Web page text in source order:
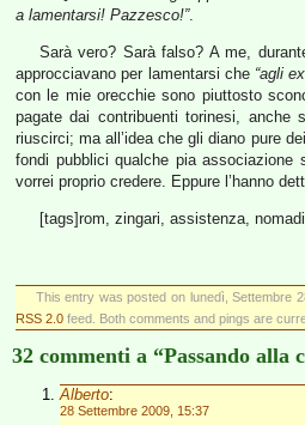
a lamentarsi! Pazzesco!”.
Sarà vero? Sarà falso? A me,
approcciavano per lamentarsi che “agli
con le mie orecchie sono piuttosto
pagate dai contribuenti torinesi,
riuscirci; ma all’idea che gli diano pure
fondi pubblici qualche pia
vorrei proprio credere. Eppure l’hanno
[tags]rom, zingari, assistenza,
This entry was posted on lunedì, Settembre
RSS 2.0 feed. Both comments and pings are
32 commenti a “Passando alla
Alberto:
28 Settembre 2009, 15:37